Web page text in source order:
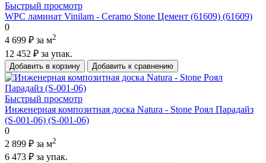
Быстрый просмотр
WPC ламинат Vinilam - Ceramo Stone Цемент (61609) (61609)
0
4 699 ₽ за м2
12 452 ₽ за упак.
Добавить в корзину Добавить к сравнению
Быстрый просмотр
Инженерная композитная доска Natura - Stone Роял Парадайз
(S-001-06) (S-001-06)
0
2 899 ₽ за м2
6 473 ₽ за упак.